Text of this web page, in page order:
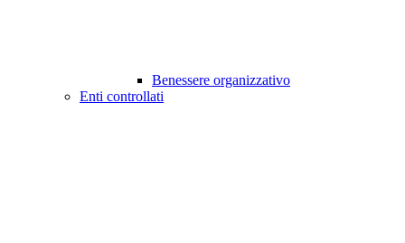
Benessere organizzativo
Enti controllati